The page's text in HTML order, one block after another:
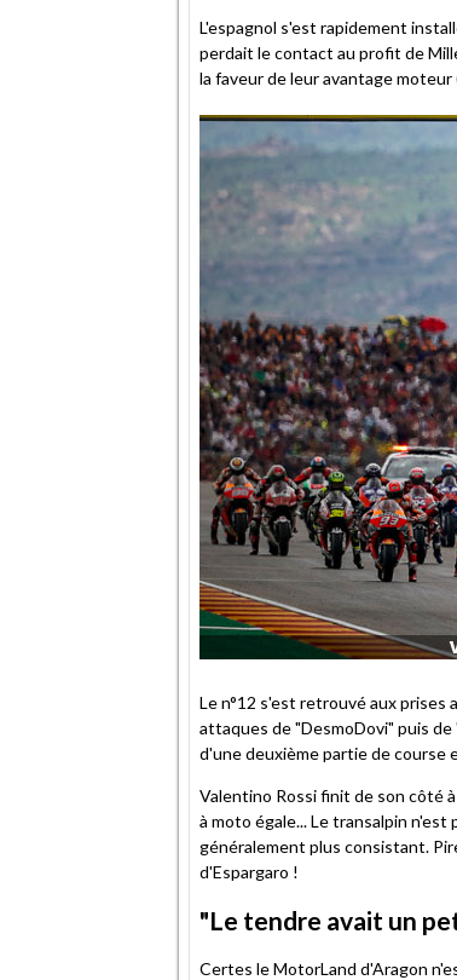
L'espagnol s'est rapidement
perdait le contact au profit de
la faveur de leur avantage
Le n°12 s'est retrouvé aux prises
attaques de "DesmoDovi" puis
d'une deuxième partie de course
Valentino Rossi finit de son côté
à moto égale... Le transalpin
généralement plus consistant.
d'Espargaro !
"Le tendre avait un
Certes le MotorLand d'Aragon